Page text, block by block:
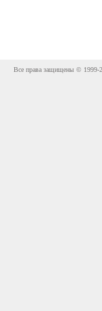
Все права защищены © 1999-